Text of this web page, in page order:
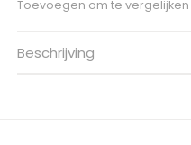
Toevoegen om te vergelijken
Beschrijving